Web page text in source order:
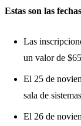
Estas son las
Las
un valor de
El 25 de
sala de
El 26 de